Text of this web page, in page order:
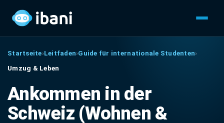
Startseite›Leitfaden›Guide für internationale Studenten›
Umzug & Leben
Ankommen in der
Schweiz (Wohnen &